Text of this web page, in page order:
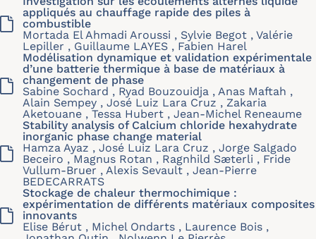
appliqués au chauffage rapide des piles à
combustible
Mortada El Ahmadi Aroussi , Sylvie Begot , Valérie
Lepiller , Guillaume LAYES , Fabien Harel
Modélisation dynamique et validation expérimentale
d’une batterie thermique à base de matériaux à
changement de phase
Sabine Sochard , Ryad Bouzouidja , Anas Maftah ,
Alain Sempey , José Luiz Lara Cruz , Zakaria
Aketouane , Tessa Hubert , Jean-Michel Reneaume
Stability analysis of Calcium chloride hexahydrate
inorganic phase change material
Hamza Ayaz , José Luiz Lara Cruz , Jorge Salgado
Beceiro , Magnus Rotan , Ragnhild Sæterli , Fride
Vullum-Bruer , Alexis Sevault , Jean-Pierre
BEDECARRATS
Stockage de chaleur thermochimique :
expérimentation de différents matériaux composites
innovants
Elise Bérut , Michel Ondarts , Laurence Bois ,